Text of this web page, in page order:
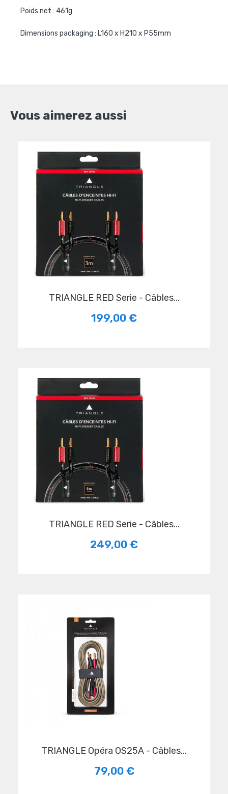
Poids net : 461g
Dimensions packaging : L160 x H210 x P55mm
Vous aimerez aussi
TRIANGLE RED Serie - Câbles...
199,00 €
TRIANGLE RED Serie - Câbles...
249,00 €
TRIANGLE Opéra OS25A - Câbles...
79,00 €